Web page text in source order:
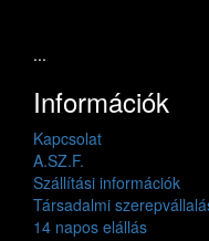
...
Információk
Kapcsolat
A.SZ.F.
Szállítási információk
Társadalmi
14 napos elállás